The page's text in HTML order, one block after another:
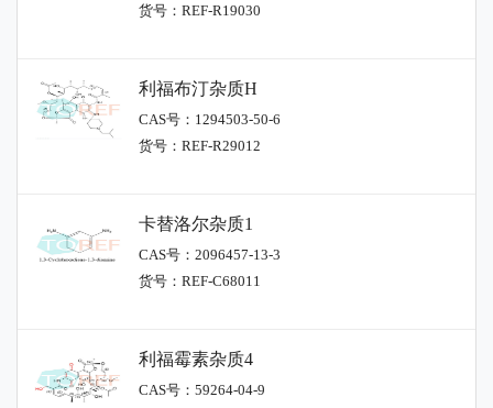
货号：REF-R19030
利福布汀杂质H
CAS号：1294503-50-6
货号：REF-R29012
卡替洛尔杂质1
CAS号：2096457-13-3
货号：REF-C68011
利福霉素杂质4
CAS号：59264-04-9